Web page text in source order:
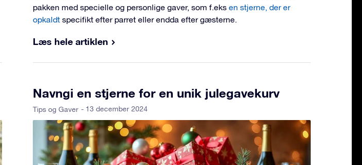
pakken med specielle og personlige gaver, som f.eks en stjerne, der er
opkaldt specifikt efter parret eller endda efter gæsterne.
Læs hele artiklen
Navngi en stjerne for en unik julegavekurv
Tips og Gaver - 13 december 2024